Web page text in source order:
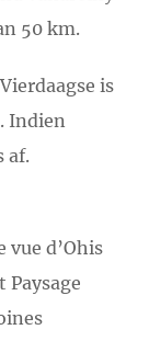
50 km.
is
Indien
af.
d’Ohis